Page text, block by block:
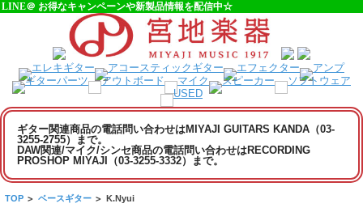
LINE＠ お得なキャンペーンや新製品情報を配信中☆
ギター関連商品の電話問い合わせはMIYAJI GUITARS KANDA（03-
3255-2755）まで。
DAW関連/マイク/シンセ商品の電話問い合わせはRECORDING
PROSHOP MIYAJI（03-3255-3332）まで。
TOP > ベースギター > K.Nyui